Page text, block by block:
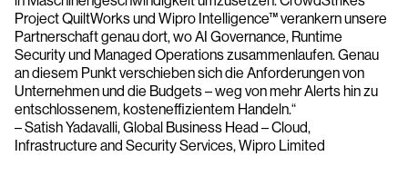
Project QuiltWorks und Wipro Intelligence™ verankern unsere
Partnerschaft genau dort, wo AI Governance, Runtime
Security und Managed Operations zusammenlaufen. Genau
an diesem Punkt verschieben sich die Anforderungen von
Unternehmen und die Budgets – weg von mehr Alerts hin zu
entschlossenem, kosteneffizientem Handeln.“
– Satish Yadavalli, Global Business Head – Cloud,
Infrastructure and Security Services, Wipro Limited